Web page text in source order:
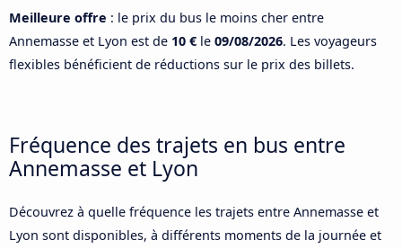
Meilleure offre : le prix du bus le moins cher entre
Annemasse et Lyon est de 10 € le 09/08/2026. Les voyageurs
flexibles bénéficient de réductions sur le prix des billets.
Fréquence des trajets en bus entre
Annemasse et Lyon
Découvrez à quelle fréquence les trajets entre Annemasse et
Lyon sont disponibles, à différents moments de la journée et